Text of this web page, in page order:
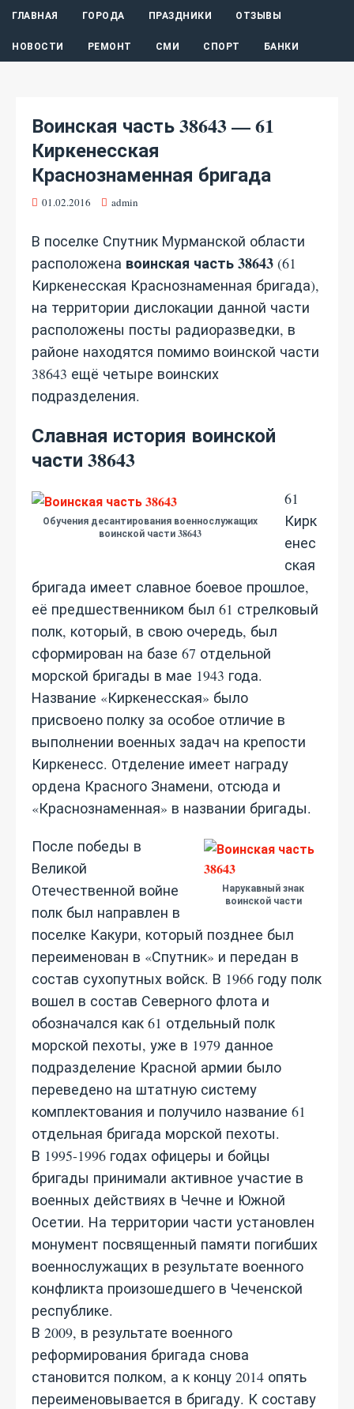
ГЛАВНАЯ ГОРОДА ПРАЗДНИКИ ОТЗЫВЫ
НОВОСТИ РЕМОНТ СМИ СПОРТ БАНКИ
Воинская часть 38643 — 61
Киркенесская
Краснознаменная бригада
01.02.2016 admin
В поселке Спутник Мурманской области
расположена воинская часть 38643 (61
Киркенесская Краснознаменная бригада),
на территории дислокации данной части
расположены посты радиоразведки, в
районе находятся помимо воинской части
38643 ещё четыре воинских
подразделения.
Славная история воинской
части 38643
Обучения десантирования военнослужащих
воинской части 38643
61
Кирк
енес
ская
бригада имеет славное боевое прошлое,
её предшественником был 61 стрелковый
полк, который, в свою очередь, был
сформирован на базе 67 отдельной
морской бригады в мае 1943 года.
Название «Киркенесская» было
присвоено полку за особое отличие в
выполнении военных задач на крепости
Киркенесс. Отделение имеет награду
ордена Красного Знамени, отсюда и
«Краснознаменная» в названии бригады.
Нарукавный знак
воинской части
После победы в
Великой
Отечественной войне
полк был направлен в
поселке Какури, который позднее был
переименован в «Спутник» и передан в
состав сухопутных войск. В 1966 году полк
вошел в состав Северного флота и
обозначался как 61 отдельный полк
морской пехоты, уже в 1979 данное
подразделение Красной армии было
переведено на штатную систему
комплектования и получило название 61
отдельная бригада морской пехоты.
В 1995-1996 годах офицеры и бойцы
бригады принимали активное участие в
военных действиях в Чечне и Южной
Осетии. На территории части установлен
монумент посвященный памяти погибших
военнослужащих в результате военного
конфликта произошедшего в Чеченской
республике.
В 2009, в результате военного
реформирования бригада снова
становится полком, а к концу 2014 опять
переименовывается в бригаду. К составу